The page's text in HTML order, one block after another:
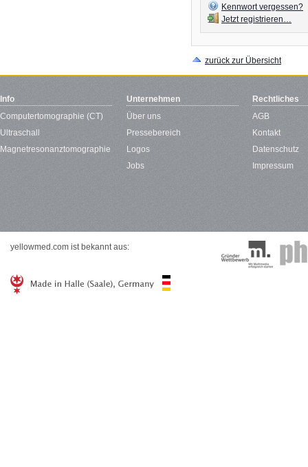
Kennwort vergessen?
Jetzt registrieren…
zurück zur Übersicht
Info
Computertomographie (CT)
Ultraschall
Magnetresonanztomographie
Unternehmen
Über uns
Pressebereich
Logos
Jobs
Rechtliches
AGB
Kontakt
Datenschutz
Impressum
yellowmed.com ist bekannt aus: